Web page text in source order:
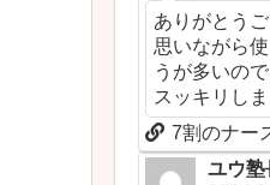
ありがとう
思いながら
うが多いの
スッキリしま
7割のナー
ユウ塾